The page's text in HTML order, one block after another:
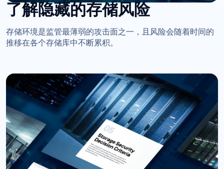
了解隐藏的存储风险
存储环境是监管最薄弱的攻击面之一，且风险会随着时间的
推移在各个存储库中不断累积。